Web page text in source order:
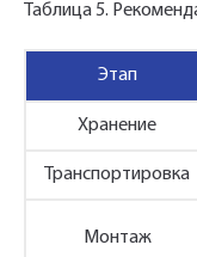
Таблица 5.
Этап
Хранение
Транспортировка
Монтаж